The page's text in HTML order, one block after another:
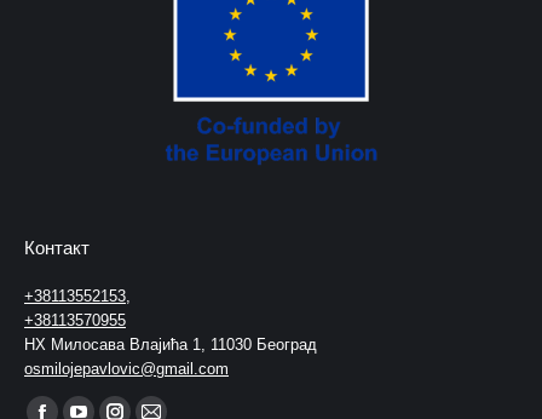
Контакт
+38113552153,
+38113570955
НХ Милосава Влајића 1, 11030 Београд
osmilojepavlovic@gmail.com
Find us on: